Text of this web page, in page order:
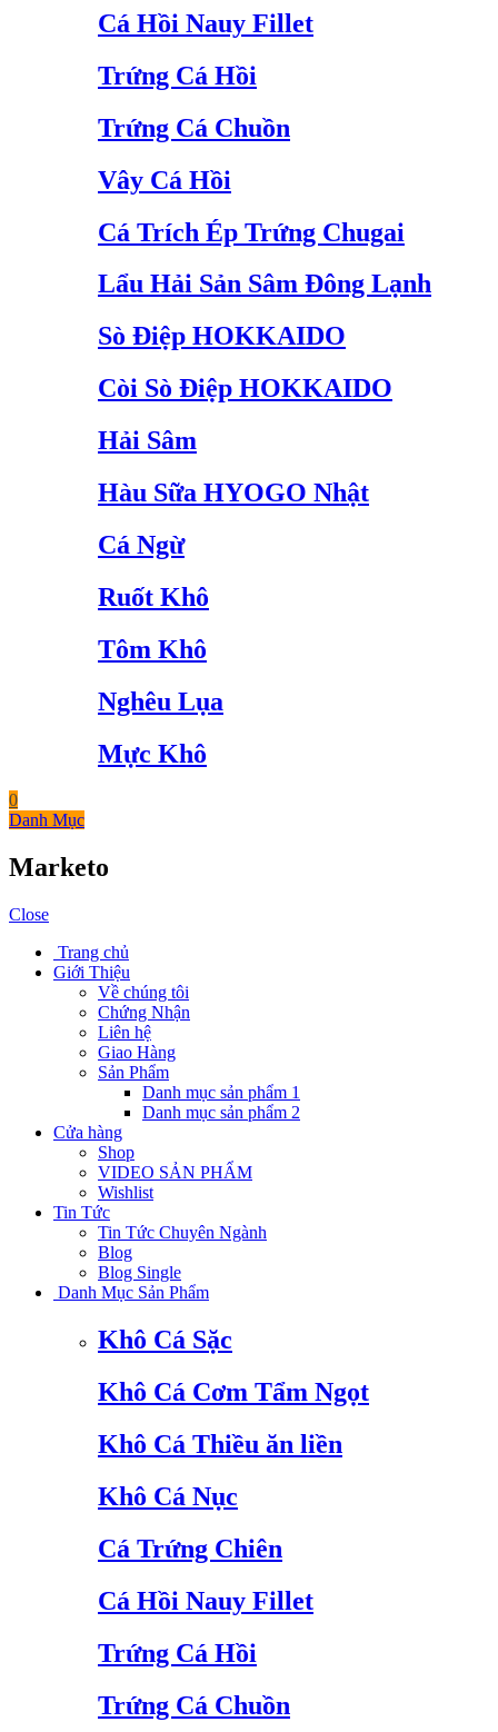
Cá Hồi Nauy Fillet
Trứng Cá Hồi
Trứng Cá Chuồn
Vây Cá Hồi
Cá Trích Ép Trứng Chugai
Lẩu Hải Sản Sâm Đông Lạnh
Sò Điệp HOKKAIDO
Còi Sò Điệp HOKKAIDO
Hải Sâm
Hàu Sữa HYOGO Nhật
Cá Ngừ
Ruốt Khô
Tôm Khô
Nghêu Lụa
Mực Khô
0
Danh Mục
Marketo
Close
Trang chủ
Giới Thiệu
Về chúng tôi
Chứng Nhận
Liên hệ
Giao Hàng
Sản Phẩm
Danh mục sản phẩm 1
Danh mục sản phẩm 2
Cửa hàng
Shop
VIDEO SẢN PHẨM
Wishlist
Tin Tức
Tin Tức Chuyên Ngành
Blog
Blog Single
Danh Mục Sản Phẩm
Khô Cá Sặc
Khô Cá Cơm Tẩm Ngọt
Khô Cá Thiều ăn liền
Khô Cá Nục
Cá Trứng Chiên
Cá Hồi Nauy Fillet
Trứng Cá Hồi
Trứng Cá Chuồn